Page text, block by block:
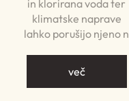
in klorirana voda ter
klimatske naprave
lahko porušijo njeno n
več